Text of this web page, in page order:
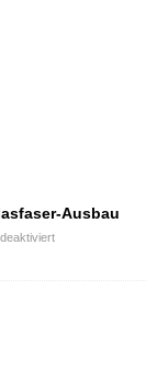
Ausbau